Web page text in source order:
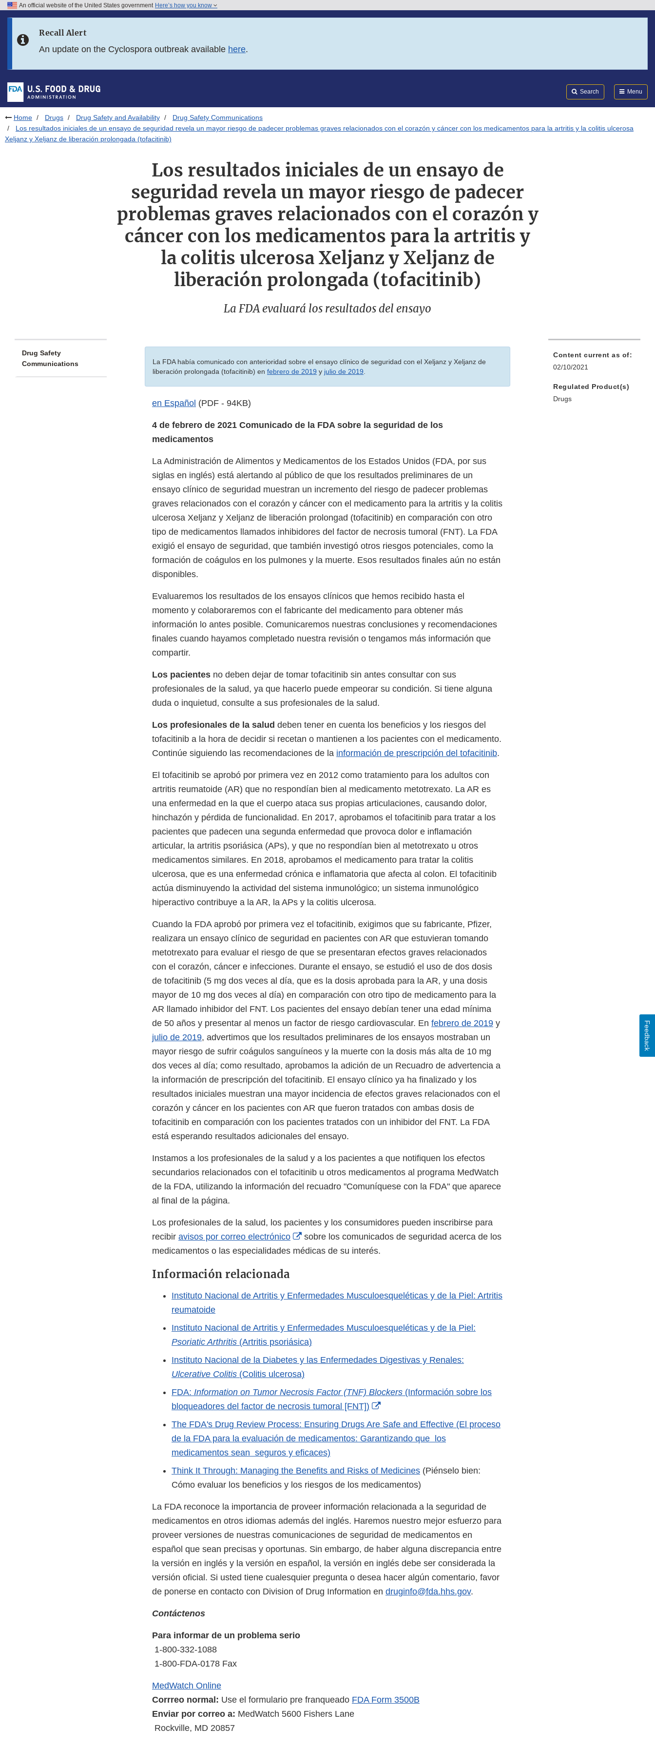
Skip to FDA Search
Skip to footer links
An official website of the United States government Here’s how you know
Recall Alert
An update on the Cyclospora outbreak available here.
Search Menu
Home Drugs Drug Safety and Availability
Drug Safety Communications
Los resultados iniciales de un ensayo de seguridad revela un mayor riesgo de padecer problemas graves relacionados con el corazón y cáncer con los medicamentos para la artritis y la colitis ulcerosa
Xeljanz y Xeljanz de liberación prolongada (tofacitinib)
Los resultados iniciales de un ensayo de
seguridad revela un mayor riesgo de padecer
problemas graves relacionados con el corazón y
cáncer con los medicamentos para la artritis y
la colitis ulcerosa Xeljanz y Xeljanz de
liberación prolongada (tofacitinib)
La FDA evaluará los resultados del ensayo
Drug Safety
Communications
La FDA había comunicado con anterioridad sobre el ensayo clínico de seguridad con el Xeljanz y Xeljanz de
liberación prolongada (tofacitinib) en febrero de 2019 y julio de 2019.
en Español (PDF - 94KB)
4 de febrero de 2021 Comunicado de la FDA sobre la seguridad de los
medicamentos
La Administración de Alimentos y Medicamentos de los Estados Unidos (FDA, por sus
siglas en inglés) está alertando al público de que los resultados preliminares de un
ensayo clínico de seguridad muestran un incremento del riesgo de padecer problemas
graves relacionados con el corazón y cáncer con el medicamento para la artritis y la colitis
ulcerosa Xeljanz y Xeljanz de liberación prolongad (tofacitinib) en comparación con otro
tipo de medicamentos llamados inhibidores del factor de necrosis tumoral (FNT). La FDA
exigió el ensayo de seguridad, que también investigó otros riesgos potenciales, como la
formación de coágulos en los pulmones y la muerte. Esos resultados finales aún no están
disponibles.
Evaluaremos los resultados de los ensayos clínicos que hemos recibido hasta el
momento y colaboraremos con el fabricante del medicamento para obtener más
información lo antes posible. Comunicaremos nuestras conclusiones y recomendaciones
finales cuando hayamos completado nuestra revisión o tengamos más información que
compartir.
Los pacientes no deben dejar de tomar tofacitinib sin antes consultar con sus
profesionales de la salud, ya que hacerlo puede empeorar su condición. Si tiene alguna
duda o inquietud, consulte a sus profesionales de la salud.
Los profesionales de la salud deben tener en cuenta los beneficios y los riesgos del
tofacitinib a la hora de decidir si recetan o mantienen a los pacientes con el medicamento.
Continúe siguiendo las recomendaciones de la información de prescripción del tofacitinib.
El tofacitinib se aprobó por primera vez en 2012 como tratamiento para los adultos con
artritis reumatoide (AR) que no respondían bien al medicamento metotrexato. La AR es
una enfermedad en la que el cuerpo ataca sus propias articulaciones, causando dolor,
hinchazón y pérdida de funcionalidad. En 2017, aprobamos el tofacitinib para tratar a los
pacientes que padecen una segunda enfermedad que provoca dolor e inflamación
articular, la artritis psoriásica (APs), y que no respondían bien al metotrexato u otros
medicamentos similares. En 2018, aprobamos el medicamento para tratar la colitis
ulcerosa, que es una enfermedad crónica e inflamatoria que afecta al colon. El tofacitinib
actúa disminuyendo la actividad del sistema inmunológico; un sistema inmunológico
hiperactivo contribuye a la AR, la APs y la colitis ulcerosa.
Cuando la FDA aprobó por primera vez el tofacitinib, exigimos que su fabricante, Pfizer,
realizara un ensayo clínico de seguridad en pacientes con AR que estuvieran tomando
metotrexato para evaluar el riesgo de que se presentaran efectos graves relacionados
con el corazón, cáncer e infecciones. Durante el ensayo, se estudió el uso de dos dosis
de tofacitinib (5 mg dos veces al día, que es la dosis aprobada para la AR, y una dosis
mayor de 10 mg dos veces al día) en comparación con otro tipo de medicamento para la
AR llamado inhibidor del FNT. Los pacientes del ensayo debían tener una edad mínima
de 50 años y presentar al menos un factor de riesgo cardiovascular. En febrero de 2019 y
julio de 2019, advertimos que los resultados preliminares de los ensayos mostraban un
mayor riesgo de sufrir coágulos sanguíneos y la muerte con la dosis más alta de 10 mg
dos veces al día; como resultado, aprobamos la adición de un Recuadro de advertencia a
la información de prescripción del tofacitinib. El ensayo clínico ya ha finalizado y los
resultados iniciales muestran una mayor incidencia de efectos graves relacionados con el
corazón y cáncer en los pacientes con AR que fueron tratados con ambas dosis de
tofacitinib en comparación con los pacientes tratados con un inhibidor del FNT. La FDA
está esperando resultados adicionales del ensayo.
Instamos a los profesionales de la salud y a los pacientes a que notifiquen los efectos
secundarios relacionados con el tofacitinib u otros medicamentos al programa MedWatch
de la FDA, utilizando la información del recuadro "Comuníquese con la FDA" que aparece
al final de la página.
Los profesionales de la salud, los pacientes y los consumidores pueden inscribirse para
recibir avisos por correo electrónico
External
Link
sobre los comunicados de seguridad acerca de los
medicamentos o las especialidades médicas de su interés.
Información relacionada
Instituto Nacional de Artritis y Enfermedades Musculoesqueléticas y de la Piel: Artritis
reumatoide
Instituto Nacional de Artritis y Enfermedades Musculoesqueléticas y de la Piel:
Psoriatic Arthritis (Artritis psoriásica)
Instituto Nacional de la Diabetes y las Enfermedades Digestivas y Renales:
Ulcerative Colitis (Colitis ulcerosa)
FDA: Information on Tumor Necrosis Factor (TNF) Blockers (Información sobre los
bloqueadores del factor de necrosis tumoral [FNT])
External
Link
Disclaimer
The FDA's Drug Review Process: Ensuring Drugs Are Safe and Effective (El proceso
de la FDA para la evaluación de medicamentos: Garantizando que los
medicamentos sean seguros y eficaces)
Think It Through: Managing the Benefits and Risks of Medicines (Piénselo bien:
Cómo evaluar los beneficios y los riesgos de los medicamentos)
La FDA reconoce la importancia de proveer información relacionada a la seguridad de
medicamentos en otros idiomas además del inglés. Haremos nuestro mejor esfuerzo para
proveer versiones de nuestras comunicaciones de seguridad de medicamentos en
español que sean precisas y oportunas. Sin embargo, de haber alguna discrepancia entre
la versión en inglés y la versión en español, la versión en inglés debe ser considerada la
versión oficial. Si usted tiene cualesquier pregunta o desea hacer algún comentario, favor
de ponerse en contacto con Division of Drug Information en druginfo@fda.hhs.gov.
Contáctenos
Para informar de un problema serio
1-800-332-1088
1-800-FDA-0178 Fax
MedWatch Online
Corrreo normal: Use el formulario pre franqueado FDA Form 3500B
Enviar por correo a: MedWatch 5600 Fishers Lane
Rockville, MD 20857
Content current as of:
02/10/2021
Regulated Product(s)
Drugs
Feedback